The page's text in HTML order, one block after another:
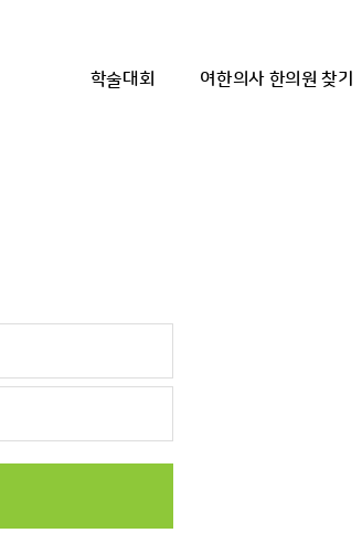
학술대회 여한의사 한의원 찾기